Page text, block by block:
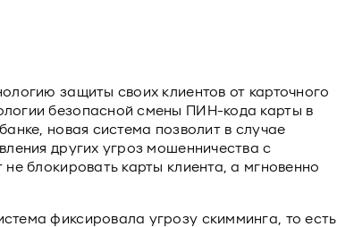
защиты своих клиентов от карточного
безопасной смены ПИН-кода карты в
новая система позволит в случае
других угроз мошенничества с
блокировать карты клиента, а мгновенно
фиксировала угрозу скимминга, то есть